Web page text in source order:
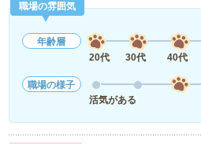
職場の雰囲気
年齢層
20代
30代 40代
職場の様子
活気がある